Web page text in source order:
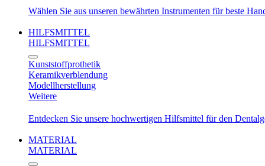
Wählen Sie aus unseren bewährten Instrumenten für beste
HILFSMITTEL
HILFSMITTEL
Kunststoffprothetik
Keramikverblendung
Modellherstellung
Weitere
Entdecken Sie unsere hochwertigen Hilfsmittel für den
MATERIAL
MATERIAL